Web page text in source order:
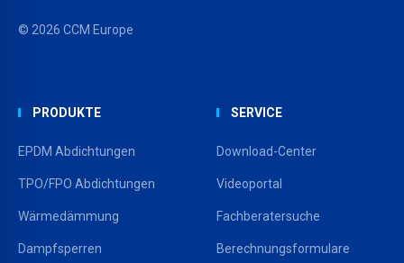
© 2026 CCM Europe
PRODUKTE
EPDM Abdichtungen
TPO/FPO Abdichtungen
Wärmedämmung
Dampfsperren
SERVICE
Download-Center
Videoportal
Fachberatersuche
Berechnungsformulare